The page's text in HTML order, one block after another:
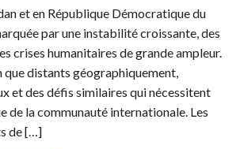
et en République Démocratique du
par une instabilité croissante, des
crises humanitaires de grande ampleur.
que distants géographiquement,
et des défis similaires qui nécessitent
de la communauté internationale. Les
de […]